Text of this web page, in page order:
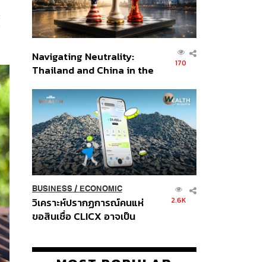
Navigating Neutrality:
Thailand and China in the
Order
170
BUSINESS/ ECONOMIC
วิเคราะห์ปรากฏการณ์คนแห่
ขอสินเชื่อ CLICX อาจเป็น
ปัญหาหนี้ครัวเรือนไทยที่ถูกซุก
2.6K